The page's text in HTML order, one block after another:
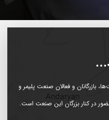
بازرگانان و فعالان صنعت پلیمر و
در کنار بزرگان این صنعت است.